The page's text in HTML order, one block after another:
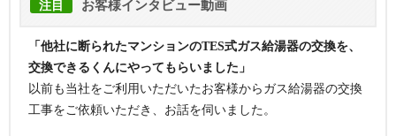
注目 お客様インタビュー動画
「他社に断られたマンションのTES式ガス給湯器の交換を、
交換できるくんにやってもらいました」
以前も当社をご利用いただいたお客様からガス給湯器の交換
工事をご依頼いただき、お話を伺いました。